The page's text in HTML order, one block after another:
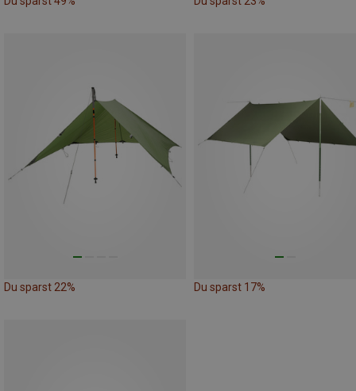
Du sparst 22% Du sparst 17%